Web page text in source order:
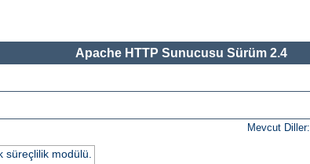
Apache HTTP Sunucusu Sürüm 2.4
Mevcut Diller:
süreçlilik modülü.